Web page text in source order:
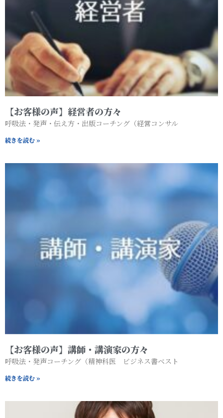
【お客様の声】経営者の方々
呼吸法・発声・伝え方・出版コーチング（経営コンサル
続きを読む »
【お客様の声】講師・講演家の方々
呼吸法・発声コーチング（精神科医 ビジネス書ベスト
続きを読む »